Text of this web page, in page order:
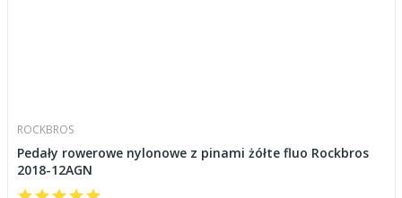
ROCKBROS
Pedały rowerowe nylonowe z pinami żółte fluo Rockbros
2018-12AGN